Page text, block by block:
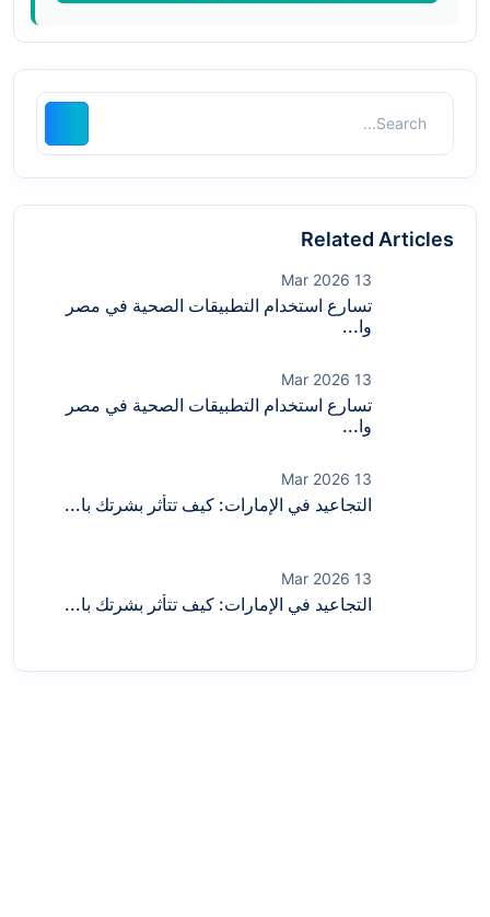
Related Articles
13 Mar 2026
تسارع استخدام التطبيقات الصحية في مصر
وا...
13 Mar 2026
تسارع استخدام التطبيقات الصحية في مصر
وا...
13 Mar 2026
التجاعيد في الإمارات: كيف تتأثر بشرتك با...
13 Mar 2026
التجاعيد في الإمارات: كيف تتأثر بشرتك با...